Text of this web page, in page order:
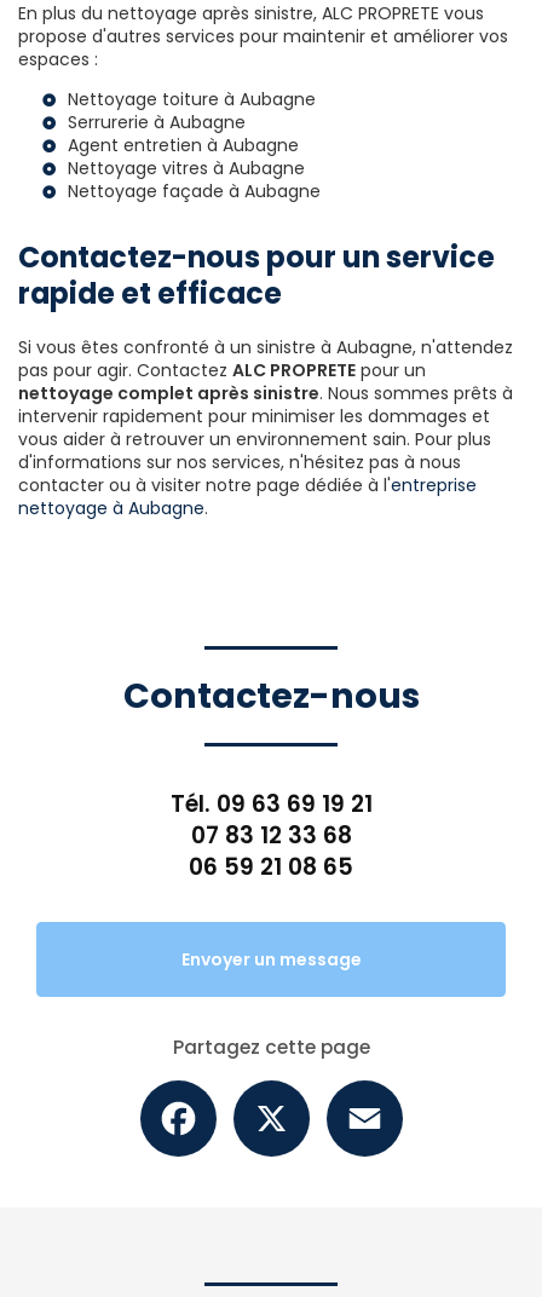
En plus du nettoyage après sinistre, ALC PROPRETE vous
propose d'autres services pour maintenir et améliorer vos
espaces :
Nettoyage toiture à Aubagne
Serrurerie à Aubagne
Agent entretien à Aubagne
Nettoyage vitres à Aubagne
Nettoyage façade à Aubagne
Contactez-nous pour un service
rapide et efficace
Si vous êtes confronté à un sinistre à Aubagne, n'attendez
pas pour agir. Contactez ALC PROPRETE pour un
nettoyage complet après sinistre. Nous sommes prêts à
intervenir rapidement pour minimiser les dommages et
vous aider à retrouver un environnement sain. Pour plus
d'informations sur nos services, n'hésitez pas à nous
contacter ou à visiter notre page dédiée à l'entreprise
nettoyage à Aubagne.
Contactez-nous
Tél. 09 63 69 19 21
07 83 12 33 68
06 59 21 08 65
Envoyer un message
Partagez cette page
Facebook